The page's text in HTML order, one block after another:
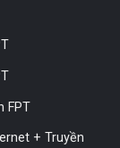
FPT
+ Truyền